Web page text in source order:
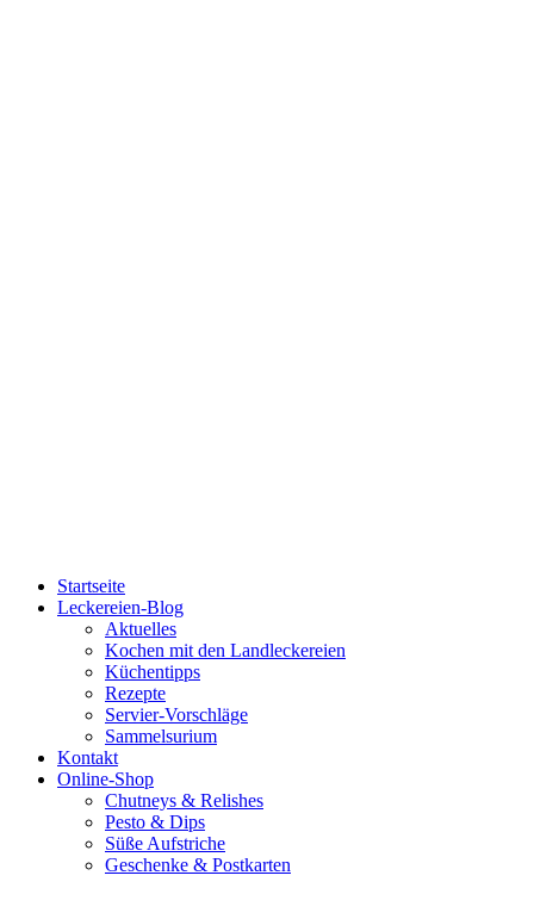
Startseite
Leckereien-Blog
Aktuelles
Kochen mit den Landleckereien
Küchentipps
Rezepte
Servier-Vorschläge
Sammelsurium
Kontakt
Online-Shop
Chutneys & Relishes
Pesto & Dips
Süße Aufstriche
Geschenke & Postkarten